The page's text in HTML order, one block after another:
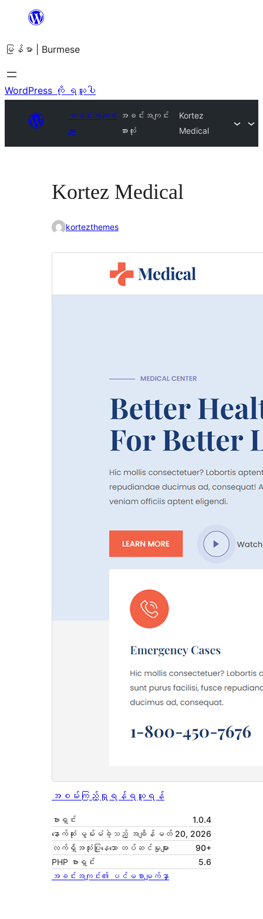
အကြောင်းအရာ
ကျော်သွား
ရန်
မြန်မာ | Burmese
WordPress ကို ရယူပါ
အခင်းအကျင်း
များ
အခင်းအကျင်း
အားလုံး
Kortez
Medical
Kortez Medical
kortezthemes
အစမ်းကြည့်ရှုရန် ရယူရန်
ဗားရှင်း
1.0.4
နောက်ဆုံး မွမ်းမံခဲ့သည့် အချိန် မတ် 20, 2026
လက်ရှိအသုံးပြုနေသော တပ်ဆင်မှုများ
90+
PHP ဗားရှင်း
5.6
အခင်းအကျင်း၏ ပင်မစာမျက်နှာ